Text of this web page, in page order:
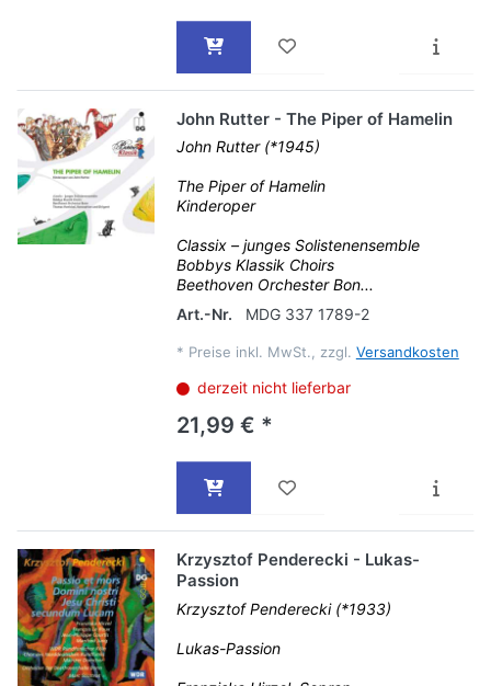
John Rutter - The Piper of Hamelin
John Rutter (*1945)
The Piper of Hamelin
Kinderoper
Classix – junges Solistenensemble
Bobbys Klassik Choirs
Beethoven Orchester Bon...
Art.-Nr.
MDG 337 1789-2
* Preise inkl. MwSt., zzgl. Versandkosten
derzeit nicht lieferbar
21,99 € *
Krzysztof Penderecki - Lukas-
Passion
Krzysztof Penderecki (*1933)
Lukas-Passion